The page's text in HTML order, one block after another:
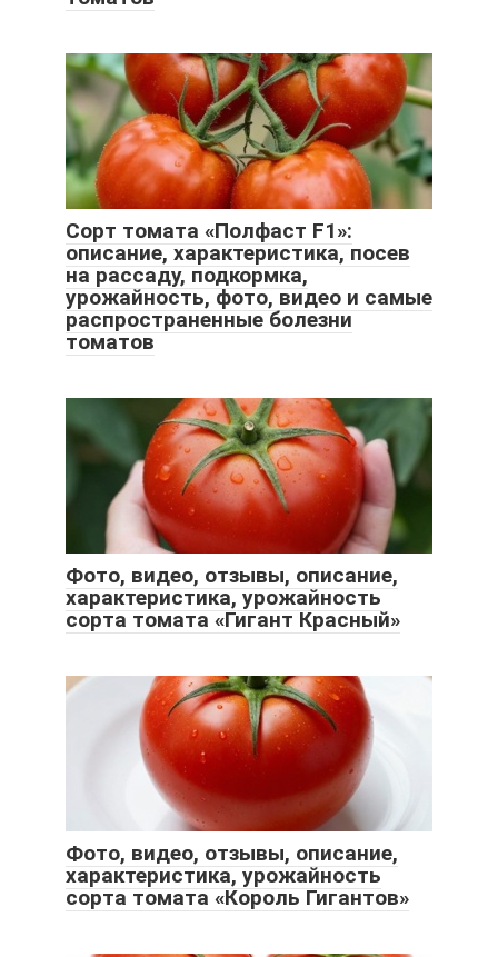
Сорт томата «Полфаст F1»:
описание, характеристика, посев
на рассаду, подкормка,
урожайность, фото, видео и самые
распространенные болезни
томатов
Фото, видео, отзывы, описание,
характеристика, урожайность
сорта томата «Гигант Красный»
Фото, видео, отзывы, описание,
характеристика, урожайность
сорта томата «Король Гигантов»